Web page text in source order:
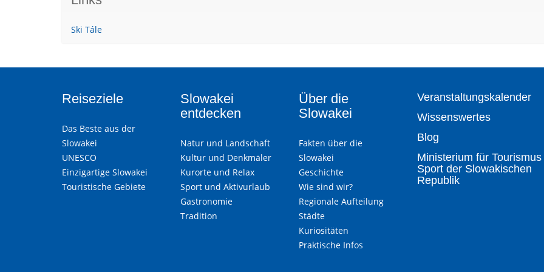
Ski Tále
Reiseziele
Das Beste aus der
Slowakei
UNESCO
Einzigartige Slowakei
Touristische Gebiete
Slowakei
entdecken
Natur und Landschaft
Kultur und Denkmäler
Kurorte und Relax
Sport und Aktivurlaub
Gastronomie
Tradition
Über die
Slowakei
Fakten über die
Slowakei
Geschichte
Wie sind wir?
Regionale Aufteilung
Städte
Kuriositäten
Praktische Infos
Veranstaltungskalender
Wissenswertes
Blog
Ministerium für
Sport der Slowakischen
Republik